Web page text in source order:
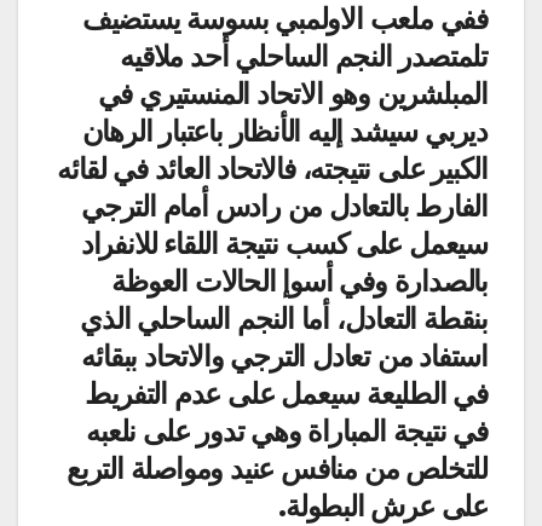
ففي ملعب الاولمبي بسوسة يستضيف
تلمتصدر النجم الساحلي أحد ملاقيه
المبلشرين وهو الاتحاد المنستيري في
ديربي سيشد إليه الأنظار باعتبار الرهان
الكبير على نتيجته، فالاتحاد العائد في لقائه
الفارط بالتعادل من رادس أمام الترجي
سيعمل على كسب نتيجة اللقاء للانفراد
بالصدارة وفي أسوإ الحالات العوظة
بنقطة التعادل، أما النجم الساحلي الذي
استفاد من تعادل الترجي والاتحاد ببقائه
في الطليعة سيعمل على عدم التفريط
في نتيجة المباراة وهي تدور على نلعبه
للتخلص من منافس عنيد ومواصلة التربع
على عرش البطولة.